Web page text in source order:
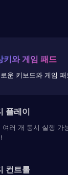
키와 게임 패드
운 키보드와 게임
플레이
여러 개 동시 실행 가
컨트롤